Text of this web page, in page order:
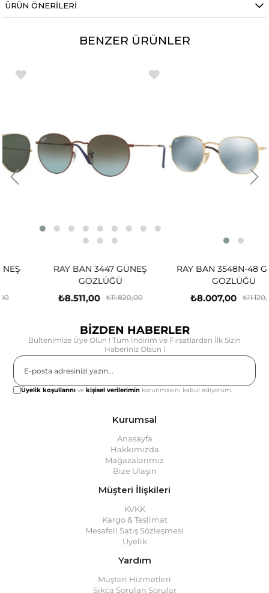
ÜRÜN ÖNERILERI
BENZER ÜRÜNLER
RAY BAN 3447 GÜNEŞ
GÖZLÜĞÜ
₺8.511,00 ₺11.820,00
RAY BAN 3548N-48 GÜNEŞ
GÖZLÜĞÜ
₺8.007,00 ₺11.120,00
BİZDEN HABERLER
Bültenimize Üye Olun ! Tüm İndirim ve Fırsatlardan İlk Sizin
Haberiniz Olsun !
Üyelik koşullarını vekişisel verilerimin korunmasını kabul ediyorum.
Kurumsal
Anasayfa
Hakkımızda
Mağazalarımız
Bize Ulaşın
Müşteri İlişkileri
KVKK
Kargo & Teslimat
Mesafeli Satış Sözleşmesi
Üyelik
Yardım
Müşteri Hizmetleri
Sıkça Sorulan Sorular